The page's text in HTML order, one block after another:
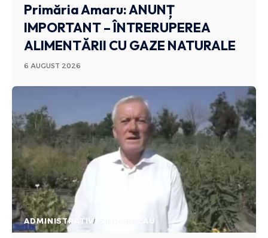
Primăria Amaru: ANUNȚ
IMPORTANT – ÎNTRERUPEREA
ALIMENTĂRII CU GAZE NATURALE
6 AUGUST 2026
ADMINISTRATIV STIRI BUZAU